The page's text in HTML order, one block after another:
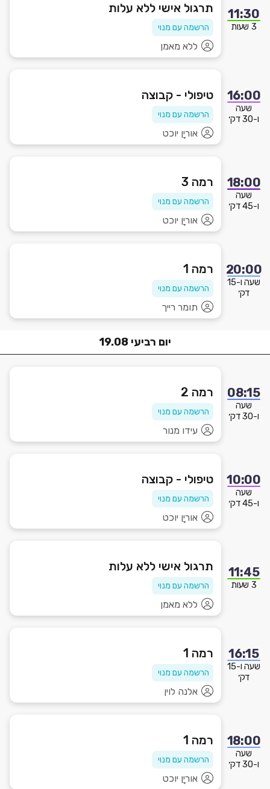
11:30
3 שעות
תרגול אישי ללא עלות
הרשמה עם מנוי
ללא מאמן
16:00
שעה
ו-30 דק׳
טיפולי - קבוצה
הרשמה עם מנוי
אוריָן יוכט
18:00
שעה
ו-45 דק׳
רמה 3
הרשמה עם מנוי
אוריָן יוכט
20:00
שעה ו-15
דק׳
רמה 1
הרשמה עם מנוי
תומר רייך
יום רביעי 19.08
08:15
שעה
ו-30 דק׳
רמה 2
הרשמה עם מנוי
עידו מנור
10:00
שעה
ו-45 דק׳
טיפולי - קבוצה
הרשמה עם מנוי
אוריָן יוכט
11:45
3 שעות
תרגול אישי ללא עלות
הרשמה עם מנוי
ללא מאמן
16:15
שעה ו-15
דק׳
רמה 1
הרשמה עם מנוי
אלנה לוין
18:00
שעה
ו-30 דק׳
רמה 1
הרשמה עם מנוי
אוריָן יוכט